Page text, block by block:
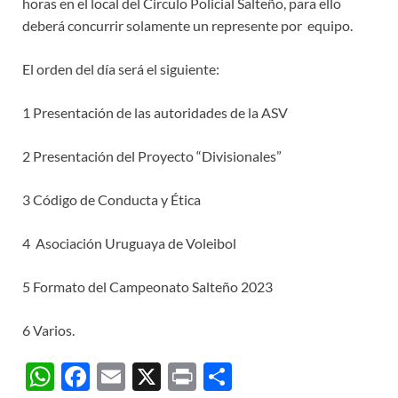
deberá concurrir solamente un represente por equipo.
El orden del día será el siguiente:
1 Presentación de las autoridades de la ASV
2 Presentación del Proyecto “Divisionales”
3 Código de Conducta y Ética
4 Asociación Uruguaya de Voleibol
5 Formato del Campeonato Salteño 2023
6 Varios.
W F
E
X
P